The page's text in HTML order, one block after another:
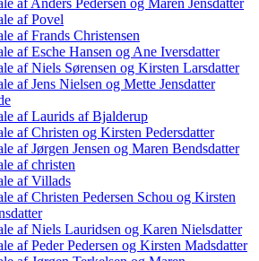
af Anders Pedersen og Maren Jensdatter
af Povel
af Frands Christensen
af Esche Hansen og Ane Iversdatter
af Niels Sørensen og Kirsten Larsdatter
af Jens Nielsen og Mette Jensdatter
af Laurids af Bjalderup
af Christen og Kirsten Pedersdatter
af Jørgen Jensen og Maren Bendsdatter
af christen
af Villads
af Christen Pedersen Schou og Kirsten
af Niels Lauridsen og Karen Nielsdatter
af Peder Pedersen og Kirsten Madsdatter